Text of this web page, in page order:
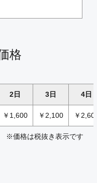
格
2日 3日 4日
￥1,600 ￥2,100 ￥
※価格は税抜き表示です